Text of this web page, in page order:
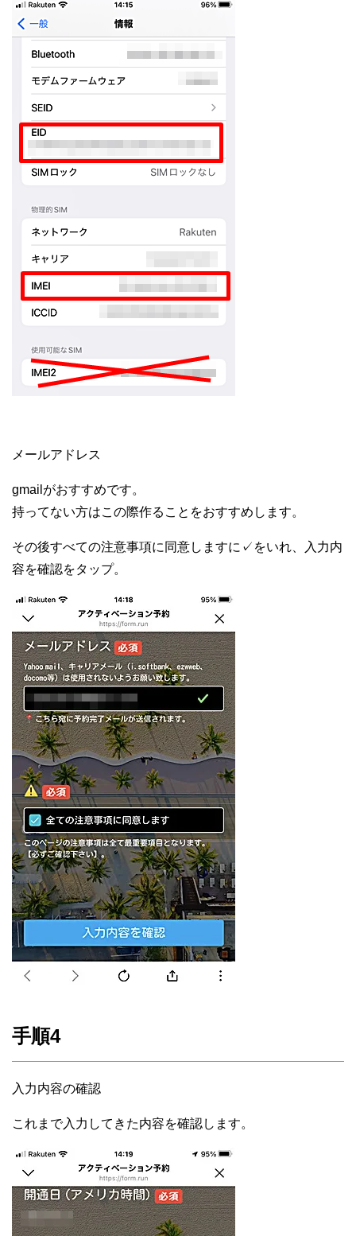
メールアドレス
gmailがおすすめです。
持ってない方はこの際作ることをおすすめします。
その後すべての注意事項に同意しますに✓をいれ、入力内
容を確認をタップ。
手順4
入力内容の確認
これまで入力してきた内容を確認します。